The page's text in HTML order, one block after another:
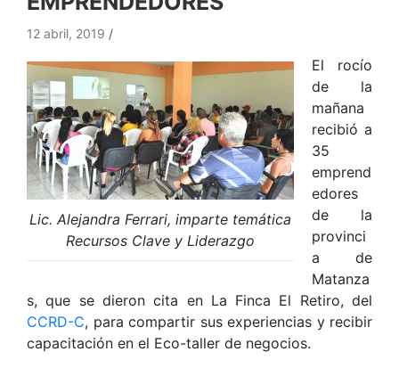
12 abril, 2019
Lic. Alejandra Ferrari, imparte temática
Recursos Clave y Liderazgo
El rocío
de la
mañana
recibió a
35
emprend
edores
de la
provinci
a de
Matanza
s, que se dieron cita en La Finca El Retiro, del
CCRD-C, para compartir sus experiencias y recibir
capacitación en el Eco-taller de negocios.